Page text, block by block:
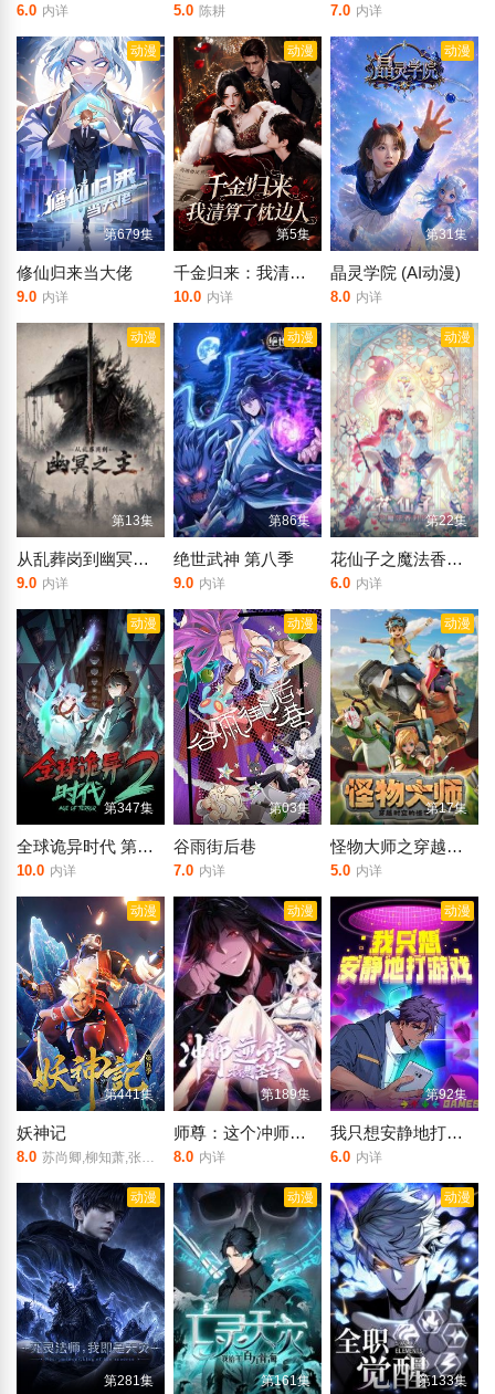
6.0 内详 5.0 陈耕 7.0 内详
动漫
第679集
修仙归来当大佬
9.0 内详
动漫
第5集
千金归来：我清算了枕边人
10.0 内详
动漫
第31集
晶灵学院 (AI动漫)
8.0 内详
动漫
第13集
从乱葬岗到幽冥之主
9.0 内详
动漫
第86集
绝世武神 第八季
9.0 内详
动漫
第22集
花仙子之魔法香对论
6.0 内详
动漫
第347集
全球诡异时代 第二季
10.0 内详
动漫
第03集
谷雨街后巷
7.0 内详
动漫
第17集
​怪物大师之穿越时空的怪物​
5.0 内详
动漫
第441集
妖神记
8.0 苏尚卿,柳知萧,张妮,钟巍,柳川鱼,冷泉夜月,默伶,Akira明,蘭雨馨,徐翔,朱婧,烈之流星,大梨
动漫
第189集
师尊：这个冲师逆徒才不是圣子 动态漫画
8.0 内详
动漫
第92集
我只想安静地打游戏第二季
6.0 内详
动漫
第281集
动漫
第161集
动漫
第133集